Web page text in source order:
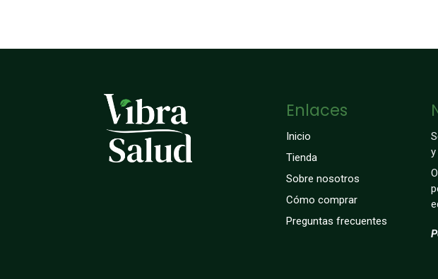
Enlaces
Inicio
Tienda
Sobre nosotros
Cómo comprar
Preguntas frecuentes